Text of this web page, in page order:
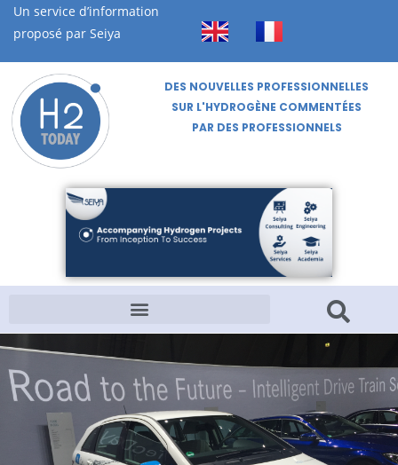
Un service d’information
proposé par Seiya
DES NOUVELLES PROFESSIONNELLES
SUR L'HYDROGÈNE COMMENTÉES
PAR DES PROFESSIONNELS